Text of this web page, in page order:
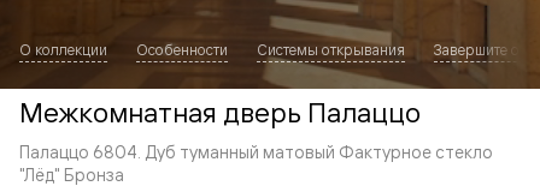
О коллекции Особенности Системы открывания Завершите
Межкомнатная дверь Палаццо
Палаццо 6804. Дуб туманный матовый Фактурное стекло
"Лёд" Бронза